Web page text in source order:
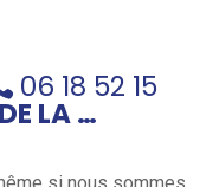
06 18 52 15
LA …